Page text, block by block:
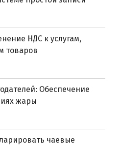
НДС к услугам,
товаров
Обеспечение
жары
чаевые